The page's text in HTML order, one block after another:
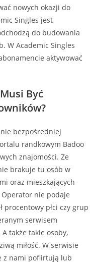
nowych okazji do
Singles jest
do budowania
W Academic Singles
aktywować
Być
bezpośredniej
randkowym Badoo
znajomości. Ze
brakuje tu osób w
oraz mieszkających
nie podaje
procentowy płci czy grup
serwisem
także takie osoby,
miłość. W serwisie
z nami poflirtują lub